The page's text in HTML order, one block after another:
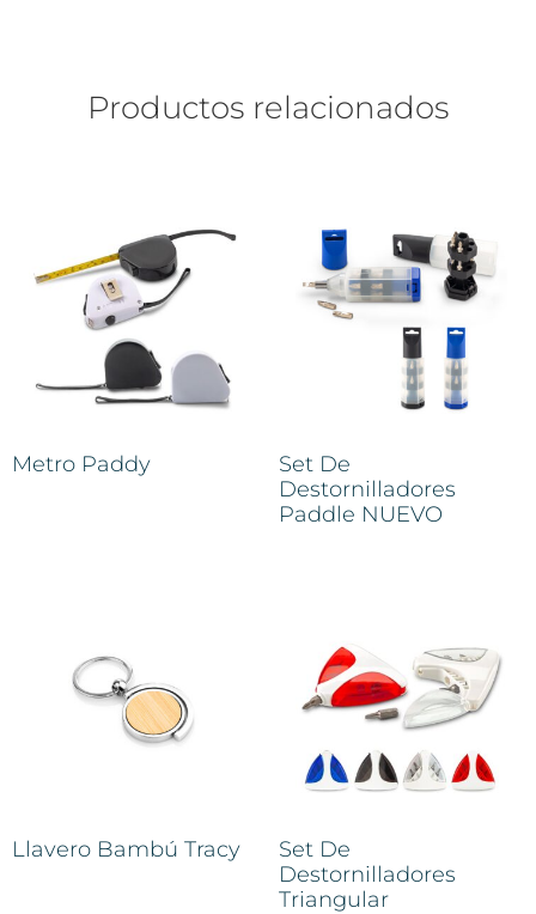
Productos relacionados
Metro Paddy
Set De
Destornilladores
Paddle NUEVO
Llavero Bambú Tracy
Set De
Destornilladores
Triangular